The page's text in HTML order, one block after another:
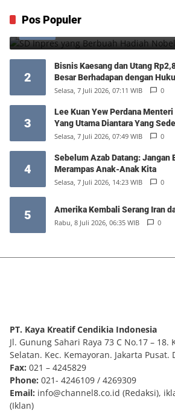
Pos Populer
1 SD Inpres yang Berbuah
2
Bisnis Kaesang dan Utang
Besar Berhadapan dengan
Selasa, 7 Juli 2026, 07:11 WIB 0
3
Lee Kuan Yew Perdana Menteri Singapura 1959-1990,
Yang Utama Diantara Yang
Selasa, 7 Juli 2026, 07:49 WIB 0
4
Sebelum Azab Datang: Jangan
Merampas Anak-Anak Kita
Selasa, 7 Juli 2026, 14:23 WIB 0
5 Amerika Kembali Serang Iran
Rabu, 8 Juli 2026, 06:35 WIB 0
PT. Kaya Kreatif Cendikia Indonesia
Jl. Gunung Sahari Raya 73 C No.17 – 18.
Selatan. Kec. Kemayoran. Jakarta Pusat.
Fax: 021 – 4245829
Phone: 021- 4246109 / 4269309
Email: info@channel8.co.id (Redaksi),
(Iklan)